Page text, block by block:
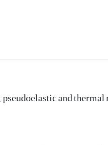
pseudoelastic and